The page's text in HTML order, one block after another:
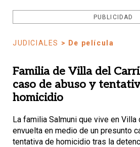
PUBLICIDAD
JUDICIALES > De película
Familia de Villa del
caso de abuso y
homicidio
La familia Salmuni que vive en Villa
envuelta en medio de un presunto
tentativa de homicidio tras la